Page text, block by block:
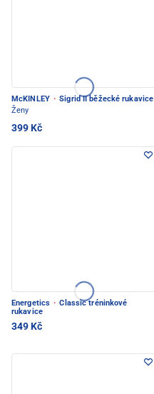
McKINLEY · Sigrid II běžecké rukavice
Ženy
399 Kč
Energetics · Classic tréninkové
rukavice
349 Kč